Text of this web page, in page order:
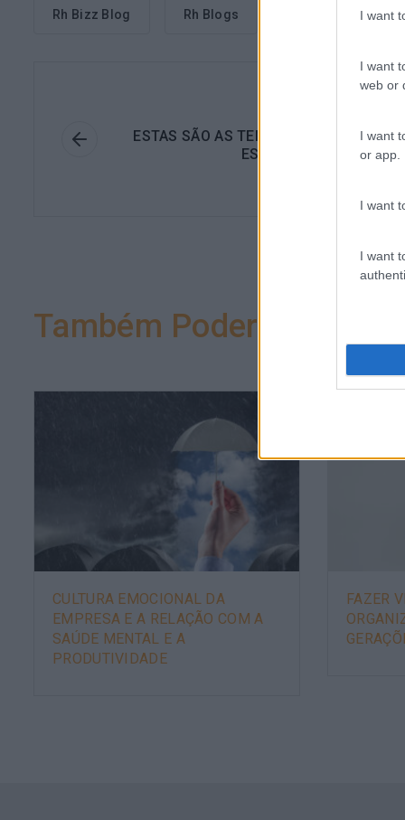
I want
I want
web or
I want
or app.
I want
I want
Rh Bizz Blog Rh Blogs
ESTAS SÃO AS TENDÊNCIAS A QUE
ESTAR ATENTO EM 2018!
Também Poderá Gostar
CULTURA EMOCIONAL DA
EMPRESA E A RELAÇÃO COM A
SAÚDE MENTAL E A
PRODUTIVIDADE
FAZER